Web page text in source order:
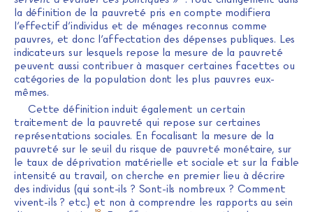
la définition de la pauvreté pris en compte modifiera
l’effectif d’individus et de ménages reconnus comme
pauvres, et donc l’affectation des dépenses publiques. Les
indicateurs sur lesquels repose la mesure de la pauvreté
peuvent aussi contribuer à masquer certaines facettes ou
catégories de la population dont les plus pauvres eux-
mêmes.
Cette définition induit également un certain
traitement de la pauvreté qui repose sur certaines
représentations sociales. En focalisant la mesure de la
pauvreté sur le seuil du risque de pauvreté monétaire, sur
le taux de déprivation matérielle et sociale et sur la faible
intensité au travail, on cherche en premier lieu à décrire
des individus (qui sont-ils ? Sont-ils nombreux ? Comment
vivent-ils ? etc.) et non à comprendre les rapports au sein